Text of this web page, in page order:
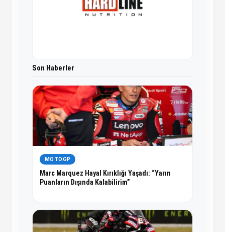
Son Haberler
MOTOGP
Marc Marquez Hayal Kırıklığı Yaşadı: “Yarın
Puanların Dışında Kalabilirim”